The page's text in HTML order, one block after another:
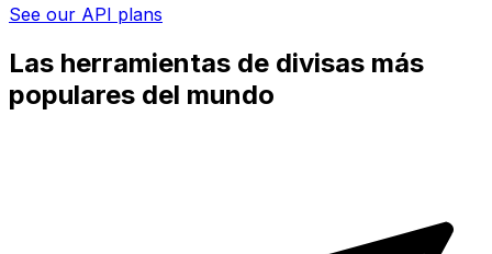
See our API plans
Las herramientas de divisas más
populares del mundo